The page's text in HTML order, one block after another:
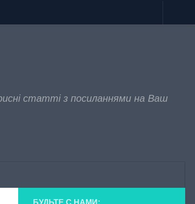
статті з посиланнями на Ваш
БУДЬТЕ С НАМИ: